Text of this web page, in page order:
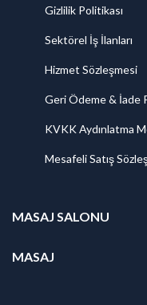
Gizlilik Politikası
Sektörel İş İlanları
Hizmet Sözleşmesi
Geri Ödeme & İade
KVKK Aydınlatma
Mesafeli Satış
MASAJ SALONU
MASAJ